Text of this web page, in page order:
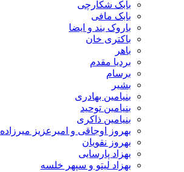
بابک شکارچی
بابک مافی
باروک بند و ایضا
باکتری خان
باهر
بردیا مقدم
برسام
بشیر
بنیامین بهادری
بنیامین توحید
بنیامین ذاکری
بهروز اوجاقی و امیرعزیز میرزاده
بهروز نقویان
بهزاد پارسایی
بهزاد لیتو و سپهر خلسه